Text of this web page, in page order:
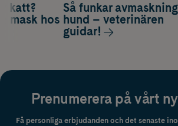
katt?
mask hos
Så funkar
hund – veterinären
guidar!
Prenumerera på vårt
Få personliga erbjudanden och det senaste